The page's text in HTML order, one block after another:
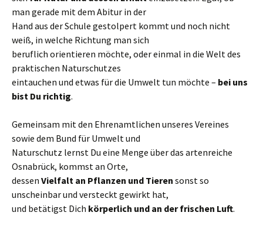
man gerade mit dem Abitur in der
Hand aus der Schule gestolpert kommt und noch nicht
weiß, in welche Richtung man sich
beruflich orientieren möchte, oder einmal in die Welt des
praktischen Naturschutzes
eintauchen und etwas für die Umwelt tun möchte – bei uns
bist Du richtig.
Gemeinsam mit den Ehrenamtlichen unseres Vereines
sowie dem Bund für Umwelt und
Naturschutz lernst Du eine Menge über das artenreiche
Osnabrück, kommst an Orte,
dessen Vielfalt an Pflanzen und Tieren sonst so
unscheinbar und versteckt gewirkt hat,
und betätigst Dich körperlich und an der frischen Luft.